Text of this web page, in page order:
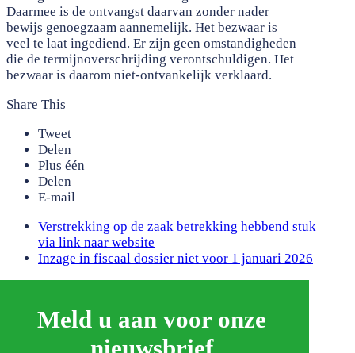
Daarmee is de ontvangst daarvan zonder nader
bewijs genoegzaam aannemelijk. Het bezwaar is
veel te laat ingediend. Er zijn geen omstandigheden
die de termijnoverschrijding verontschuldigen. Het
bezwaar is daarom niet-ontvankelijk verklaard.
Share This
Tweet
Delen
Plus één
Delen
E-mail
previous
post:
Verstrekking op de zaak betrekking hebbend stuk
via link naar website
next
Inzage in fiscaal dossier niet voor 1 januari 2026
Meld u aan voor onze